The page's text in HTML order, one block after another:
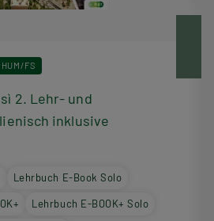
HUM/FS
2. Lehr- und
inklusive
Lehrbuch E-Book Solo
Lehrbuch E-BOOK+ Solo